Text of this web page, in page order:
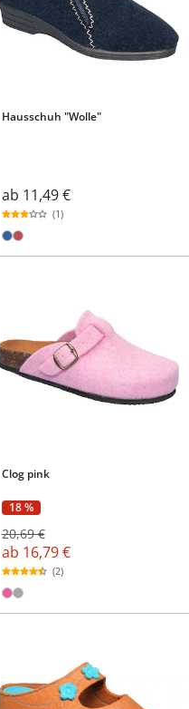
Hausschuh "Wolle"
ab 11,49 €
(1)
Clog pink
18 %
20,69 €
ab 16,79 €
(2)